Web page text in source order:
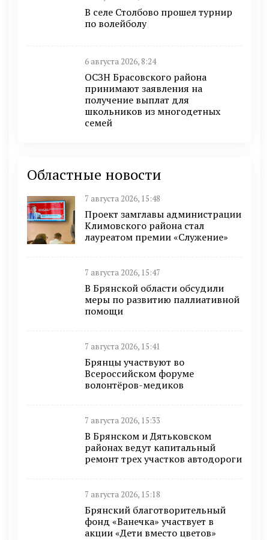
В селе Столбово прошел турнир
по волейболу
6 августа 2026, 8:24
ОСЗН Брасовского района
принимают заявления на
получение выплат для
школьников из многодетных
семей
Областные новости
7 августа 2026, 15:48
Проект замглавы администрации
Климовского района стал
лауреатом премии «Служение»
7 августа 2026, 15:47
В Брянской области обсудили
меры по развитию паллиативной
помощи
7 августа 2026, 15:41
Брянцы участвуют во
Всероссийском форуме
волонтёров-медиков
7 августа 2026, 15:33
В Брянском и Дятьковском
районах ведут капитальный
ремонт трех участков автодороги
7 августа 2026, 15:18
Брянский благотворительный
фонд «Ванечка» участвует в
акции «Дети вместо цветов»